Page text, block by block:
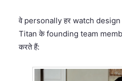
वे personally हर watch
Titan के founding team
करते हैं: